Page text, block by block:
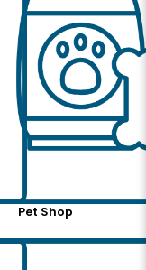
Pet Shop